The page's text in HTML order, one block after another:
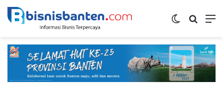
Switch skin